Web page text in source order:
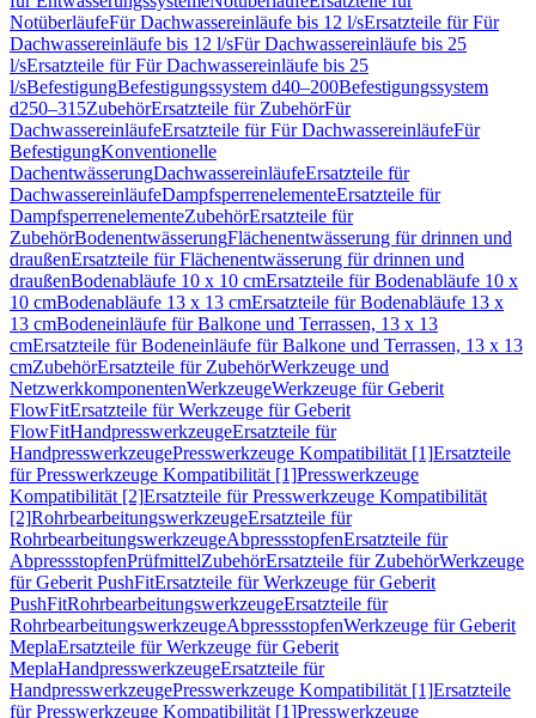
NotüberläufeFür Dachwassereinläufe bis 12 l/sErsatzteile für Für
Dachwassereinläufe bis 12 l/sFür Dachwassereinläufe bis 25
l/sErsatzteile für Für Dachwassereinläufe bis 25
l/sBefestigungBefestigungssystem d40–200Befestigungssystem
d250–315ZubehörErsatzteile für ZubehörFür
DachwassereinläufeErsatzteile für Für DachwassereinläufeFür
BefestigungKonventionelle
DachentwässerungDachwassereinläufeErsatzteile für
DachwassereinläufeDampfsperrenelementeErsatzteile für
DampfsperrenelementeZubehörErsatzteile für
ZubehörBodenentwässerungFlächenentwässerung für drinnen und
draußenErsatzteile für Flächenentwässerung für drinnen und
draußenBodenabläufe 10 x 10 cmErsatzteile für Bodenabläufe 10 x
10 cmBodenabläufe 13 x 13 cmErsatzteile für Bodenabläufe 13 x
13 cmBodeneinläufe für Balkone und Terrassen, 13 x 13
cmErsatzteile für Bodeneinläufe für Balkone und Terrassen, 13 x 13
cmZubehörErsatzteile für ZubehörWerkzeuge und
NetzwerkkomponentenWerkzeugeWerkzeuge für Geberit
FlowFitErsatzteile für Werkzeuge für Geberit
FlowFitHandpresswerkzeugeErsatzteile für
HandpresswerkzeugePresswerkzeuge Kompatibilität [1]Ersatzteile
für Presswerkzeuge Kompatibilität [1]Presswerkzeuge
Kompatibilität [2]Ersatzteile für Presswerkzeuge Kompatibilität
[2]RohrbearbeitungswerkzeugeErsatzteile für
RohrbearbeitungswerkzeugeAbpressstopfenErsatzteile für
AbpressstopfenPrüfmittelZubehörErsatzteile für ZubehörWerkzeuge
für Geberit PushFitErsatzteile für Werkzeuge für Geberit
PushFitRohrbearbeitungswerkzeugeErsatzteile für
RohrbearbeitungswerkzeugeAbpressstopfenWerkzeuge für Geberit
MeplaErsatzteile für Werkzeuge für Geberit
MeplaHandpresswerkzeugeErsatzteile für
HandpresswerkzeugePresswerkzeuge Kompatibilität [1]Ersatzteile
für Presswerkzeuge Kompatibilität [1]Presswerkzeuge